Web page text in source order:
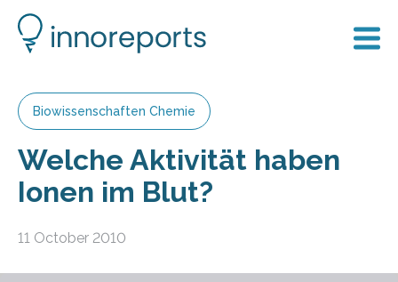
Biowissenschaften Chemie
Welche Aktivität haben
Ionen im Blut?
11 October 2010